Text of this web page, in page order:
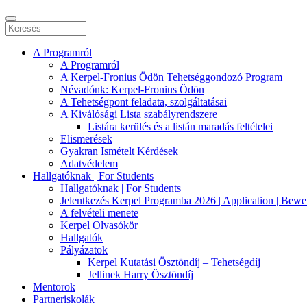
A Programról
A Programról
A Kerpel-Fronius Ödön Tehetséggondozó Program
Névadónk: Kerpel-Fronius Ödön
A Tehetségpont feladata, szolgáltatásai
A Kiválósági Lista szabályrendszere
Listára kerülés és a listán maradás feltételei
Elismerések
Gyakran Ismételt Kérdések
Adatvédelem
Hallgatóknak | For Students
Hallgatóknak | For Students
Jelentkezés Kerpel Programba 2026 | Application |
A felvételi menete
Kerpel Olvasókör
Hallgatók
Pályázatok
Kerpel Kutatási Ösztöndíj – Tehetségdíj
Jellinek Harry Ösztöndíj
Mentorok
Partneriskolák